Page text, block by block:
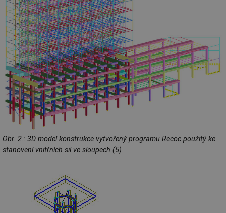
Obr. 2.: 3D model konstrukce vytvořený programu Recoc použitý ke
stanovení vnitřních sil ve sloupech (5)